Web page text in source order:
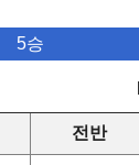
5승
전반